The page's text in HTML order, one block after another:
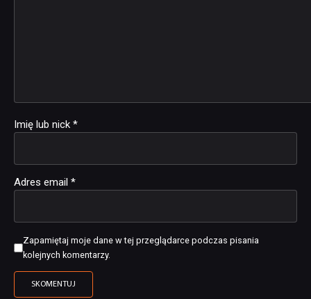
Imię lub nick *
Adres email *
Zapamiętaj moje dane w tej przeglądarce podczas pisania
kolejnych komentarzy.